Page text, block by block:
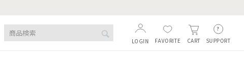
SUPPORT
CART
FAVORITE
LOGIN